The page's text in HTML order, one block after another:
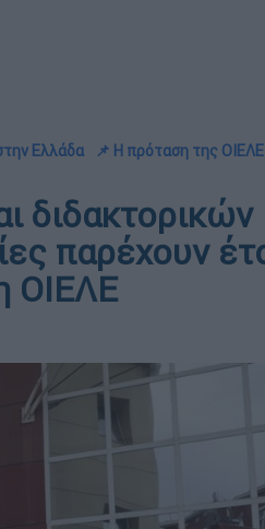
Ελλάδα
📌 Η πρόταση της ΟΙΕΛΕ
διδακτορικών
παρέχουν
ΟΙΕΛΕ